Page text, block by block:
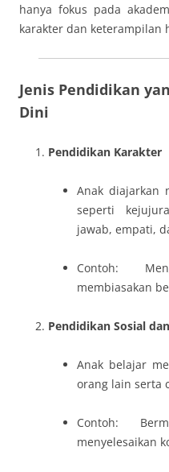
hanya fokus pada
karakter dan keterampilan
Jenis Pendidikan
Dini
Pendidikan Karakter
Anak diajarkan
seperti
jawab, empati,
Contoh:
membiasakan
Pendidikan Sosial
Anak belajar
orang lain serta
Contoh:
menyelesaikan